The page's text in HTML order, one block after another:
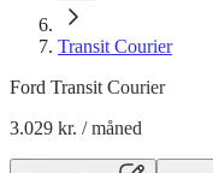
Transit Courier
Ford Transit Courier
3.029 kr. / måned